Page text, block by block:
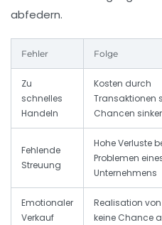
abfedern.
Fehler Folge
Zu
schnelles
Handeln
Kosten durch
Transaktionen
Chancen
Fehlende
Streuung
Hohe Verluste
Problemen
Unternehmens
Emotionaler
Verkauf
Realisation von
keine Chance